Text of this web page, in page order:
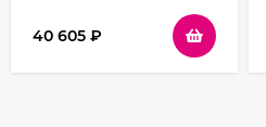
40 605 ₽